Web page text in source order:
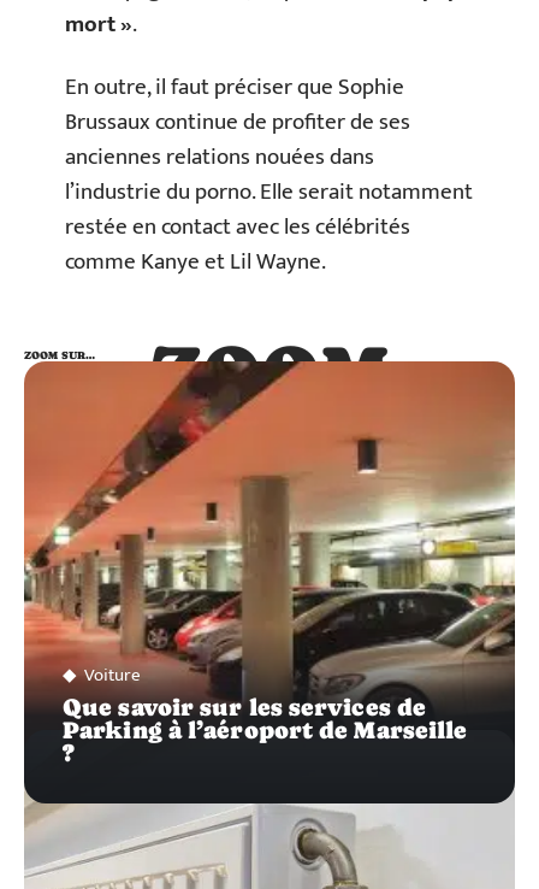
mort ».
En outre, il faut préciser que Sophie
Brussaux continue de profiter de ses
anciennes relations nouées dans
l’industrie du porno. Elle serait notamment
restée en contact avec les célébrités
comme Kanye et Lil Wayne.
ZOOM
SUR…
ZOOM SUR…
Voiture
Que savoir sur les services de
Parking à l’aéroport de Marseille
?